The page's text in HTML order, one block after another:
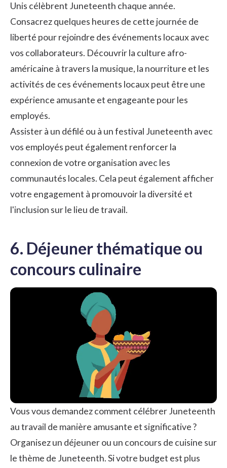
Unis célèbrent Juneteenth chaque année.
Consacrez quelques heures de cette journée de
liberté pour rejoindre des événements locaux avec
vos collaborateurs. Découvrir la culture afro-
américaine à travers la musique, la nourriture et les
activités de ces événements locaux peut être une
expérience amusante et engageante pour les
employés.
Assister à un défilé ou à un festival Juneteenth avec
vos employés peut également renforcer la
connexion de votre organisation avec les
communautés locales. Cela peut également afficher
votre engagement à promouvoir la diversité et
l'inclusion sur le lieu de travail.
6. Déjeuner thématique ou
concours culinaire
Vous vous demandez comment célébrer Juneteenth
au travail de manière amusante et significative ?
Organisez un déjeuner ou un concours de cuisine sur
le thème de Juneteenth. Si votre budget est plus